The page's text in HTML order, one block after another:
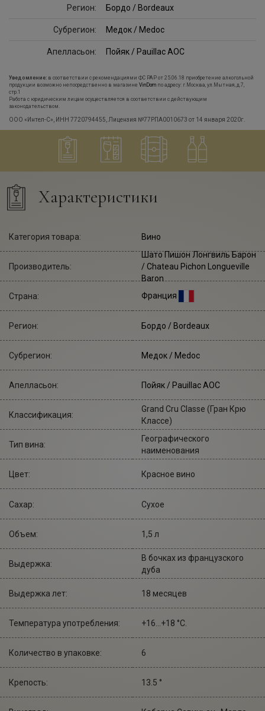
Регион: Бордо / Bordeaux
Субрегион: Медок / Medoc
Апелласьон: Пойяк / Pauillac AOC
Уведомление: в соответствии с рекомендациями ФС РАР от 25.06.18 приобретение алкогольной
продукции возможно непосредственно в магазине VinDom по адресу: г.Москва, ул.Мытная, д.7,
стр.1
Работа с юридическим лицам осуществляется в соответствии с действующим
законодательством.
ООО «Интел-С», ИНН 7720794455, Лицензия №77РПА0010673 от 14 января 2020г.
Характеристики
Категория товара: Вино
Производитель:
Шато Пишон Лонгвиль Барон
/ Chateau Pichon Longueville
Baron
Страна:
Франция
Регион: Бордо / Bordeaux
Субрегион: Медок / Medoc
Апелласьон: Пойяк / Pauillac AOC
Классификация:
Grand Cru Classe (Гран Крю
Классе)
Тип вина:
Географического
наименования
Цвет: Красное вино
Сахар: Сухое
Объем: 1,5 л
Выдержка:
В бочках из французского
дуба
Выдержка лет: 18 месяцев
Температура употребления: +16...+18 °С.
Количество в упаковке: 6
Крепость: 13.5 °